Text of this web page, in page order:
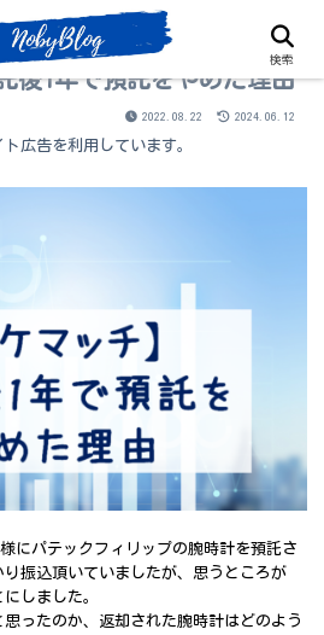
後1年で預託をやめた理由
2022.08.22 2024.06.12
広告を利用しています。
にパテックフィリップの腕時計を預託さ
振込頂いていましたが、思うところが
しました。
ったのか、返却された腕時計はどのよう
検索